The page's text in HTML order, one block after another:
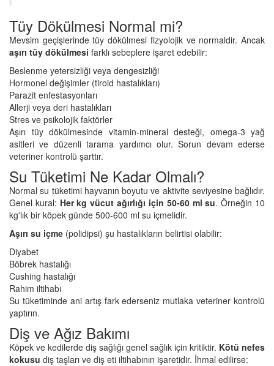
Tüy Dökülmesi Normal mi?
Mevsim geçişlerinde tüy dökülmesi fizyolojik ve normaldir. Ancak
aşırı tüy dökülmesi farklı sebeplere işaret edebilir:
Beslenme yetersizliği veya dengesizliği
Hormonel değişimler (tiroid hastalıkları)
Parazit enfestasyonları
Allerji veya deri hastalıkları
Stres ve psikolojik faktörler
Aşırı tüy dökülmesinde vitamin-mineral desteği, omega-3 yağ
asitleri ve düzenli tarama yardımcı olur. Sorun devam ederse
veteriner kontrolü şarttır.
Su Tüketimi Ne Kadar Olmalı?
Normal su tüketimi hayvanın boyutu ve aktivite seviyesine bağlıdır.
Genel kural: Her kg vücut ağırlığı için 50-60 ml su. Örneğin 10
kg'lık bir köpek günde 500-600 ml su içmelidir.
Aşırı su içme (polidipsi) şu hastalıkların belirtisi olabilir:
Diyabet
Böbrek hastalığı
Cushing hastalığı
Rahim iltihabı
Su tüketiminde ani artış fark ederseniz mutlaka veteriner kontrolü
yaptırın.
Diş ve Ağız Bakımı
Köpek ve kedilerde diş sağlığı genel sağlık için kritiktir. Kötü nefes
kokusu diş taşları ve diş eti iltihabının işaretidir. İhmal edilirse: